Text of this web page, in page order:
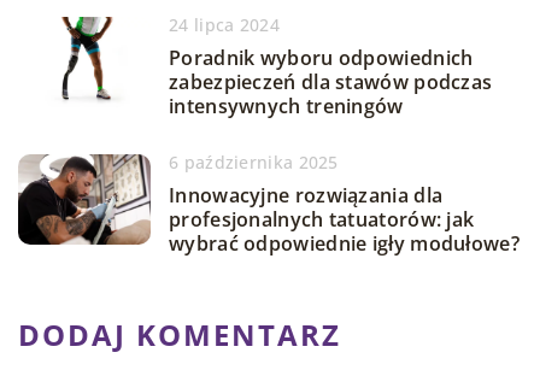
24 lipca 2024
Poradnik wyboru odpowiednich
zabezpieczeń dla stawów podczas
intensywnych treningów
6 października 2025
Innowacyjne rozwiązania dla
profesjonalnych tatuatorów: jak
wybrać odpowiednie igły modułowe?
DODAJ KOMENTARZ